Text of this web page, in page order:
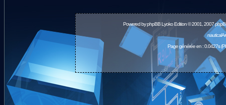
Powered byphpBBLyoko Edition © 2001, 2007
Page générée en : 0.0427s